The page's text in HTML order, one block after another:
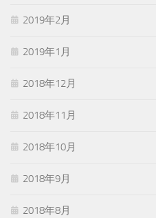
2019年2月
2019年1月
2018年12月
2018年11月
2018年10月
2018年9月
2018年8月